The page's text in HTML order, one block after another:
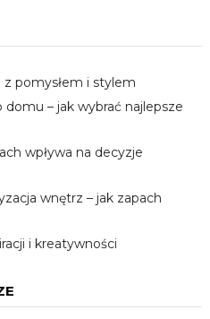
pomysłem i stylem
– jak wybrać najlepsze
wpływa na decyzje
wnętrz – jak zapach
i kreatywności